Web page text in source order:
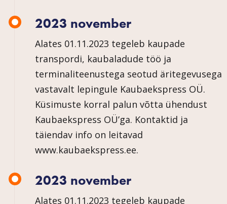
2023 november
Alates 01.11.2023 tegeleb kaupade
transpordi, kaubaladude töö ja
terminaliteenustega seotud äritegevusega
vastavalt lepingule Kaubaekspress OÜ.
Küsimuste korral palun võtta ühendust
Kaubaekspress OÜ’ga. Kontaktid ja
täiendav info on leitavad
www.kaubaekspress.ee.
2023 november
Alates 01.11.2023 tegeleb kaupade